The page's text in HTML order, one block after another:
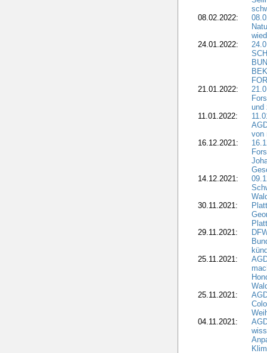
08.02.2022:
24.01.2022:
21.01.2022:
und
11.01.2022:
von
16.12.2021:
14.12.2021:
30.11.2021:
29.11.2021:
25.11.2021:
25.11.2021:
04.11.2021: